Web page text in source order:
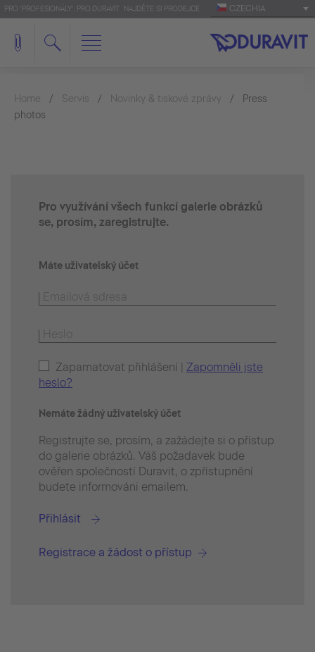
PRO 'PROFESIONÁLY': PRO.DURAVIT NAJDĚTE SI PRODEJCE CZECHIA
Home Servis Novinky & tiskové zprávy
Press
photos
Pro využívání všech funkcí galerie obrázků
se, prosím, zaregistrujte.
Máte uživatelský účet
Zapamatovat přihlášení | Zapomněli jste
heslo?
Nemáte žádný uživatelský účet
Registrujte se, prosím, a zažádejte si o přístup
do galerie obrázků. Váš požadavek bude
ověřen společností Duravit, o zpřístupnění
budete informováni emailem.
Přihlásit
Registrace a žádost o přístup